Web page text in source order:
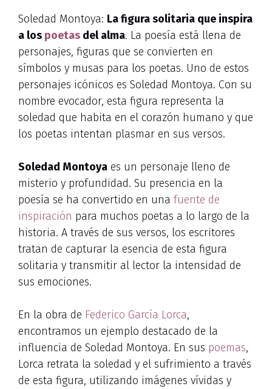
Soledad Montoya: La figura solitaria que inspira
a los poetas del alma. La poesía está llena de
personajes, figuras que se convierten en
símbolos y musas para los poetas. Uno de estos
personajes icónicos es Soledad Montoya. Con su
nombre evocador, esta figura representa la
soledad que habita en el corazón humano y que
los poetas intentan plasmar en sus versos.
Soledad Montoya es un personaje lleno de
misterio y profundidad. Su presencia en la
poesía se ha convertido en una fuente de
inspiración para muchos poetas a lo largo de la
historia. A través de sus versos, los escritores
tratan de capturar la esencia de esta figura
solitaria y transmitir al lector la intensidad de
sus emociones.
En la obra de Federico García Lorca,
encontramos un ejemplo destacado de la
influencia de Soledad Montoya. En sus poemas,
Lorca retrata la soledad y el sufrimiento a través
de esta figura, utilizando imágenes vívidas y